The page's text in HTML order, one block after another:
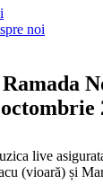
noi
Ramada
live
(vioară) și